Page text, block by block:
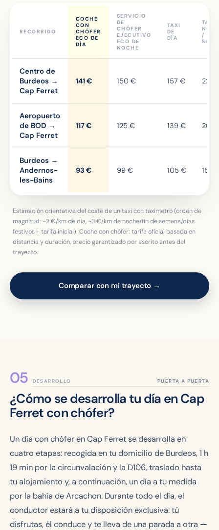
RECORRIDO
COCHE
CON
CHÓFER
ECO DE
DÍA
SERVICIO
DE
CHÓFER
EJECUTIVO
ECO DE
NOCHE
TAXI
DE
DÍA
TAXI
/ FIN
Centro de
Burdeos →
Cap Ferret
141 € 150 € 157 € 228
Aeropuerto
de BOD →
Cap Ferret
117 € 125 € 139 € 201
Burdeos →
Andernos-
les-Bains
93 € 99 € 105 € 150
Estimación orientativa del coste de un taxi con taxímetro (orden de
magnitud: ~2 €/km de día, ~3 €/km de noche/fin de semana/días
festivos + tarifa inicial). Coche con chófer: tarifa oficial basada en
distancia y duración, precio garantizado por escrito antes del
trayecto.
Comparar con mi trayecto →
DESARROLLO
¿Cómo se desarrolla tu día en Cap
Ferret con chófer?
Un día con chófer en Cap Ferret se desarrolla en
cuatro etapas: recogida en tu domicilio de Burdeos, 1 h
19 min por la circunvalación y la D106, traslado hasta
tu alojamiento y, a continuación, un día a tu medida
por la bahía de Arcachon. Durante todo el día, el
conductor estará a tu disposición exclusiva: tú
disfrutas, él conduce y te lleva de una parada a otra —